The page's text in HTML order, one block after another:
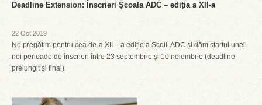
Deadline Extension: Înscrieri Școala ADC – ediția a XII-a
22 Oct 2019
Ne pregătim pentru cea de-a XII – a ediție a Școlii ADC și dăm startul unei
noi perioade de înscrieri între 23 septembrie și 10 noiembrie (deadline
prelungit și final).